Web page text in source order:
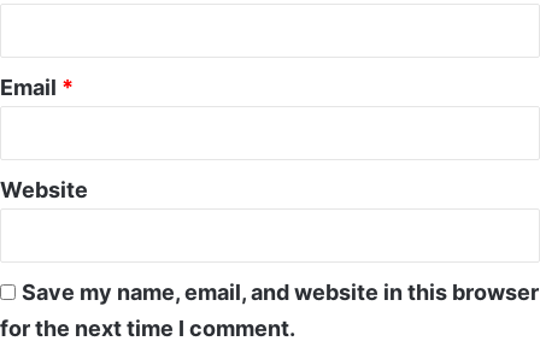
Email *
Website
Save my name, email, and website in this browser
for the next time I comment.